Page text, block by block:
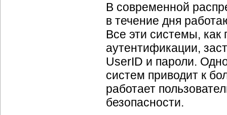
В современной
в течение дня
Все эти системы,
аутентификации,
UserID и пароли.
систем приводит к
работает
безопасности.